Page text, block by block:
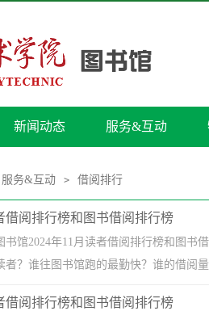
新闻动态 服务&互动
服务&互动 > 借阅排行
借阅排行榜和图书借阅排行榜
书馆2024年11月读者借阅排行榜和图书
者？谁往图书馆跑的最勤快？谁的借阅
借阅排行榜和图书借阅排行榜